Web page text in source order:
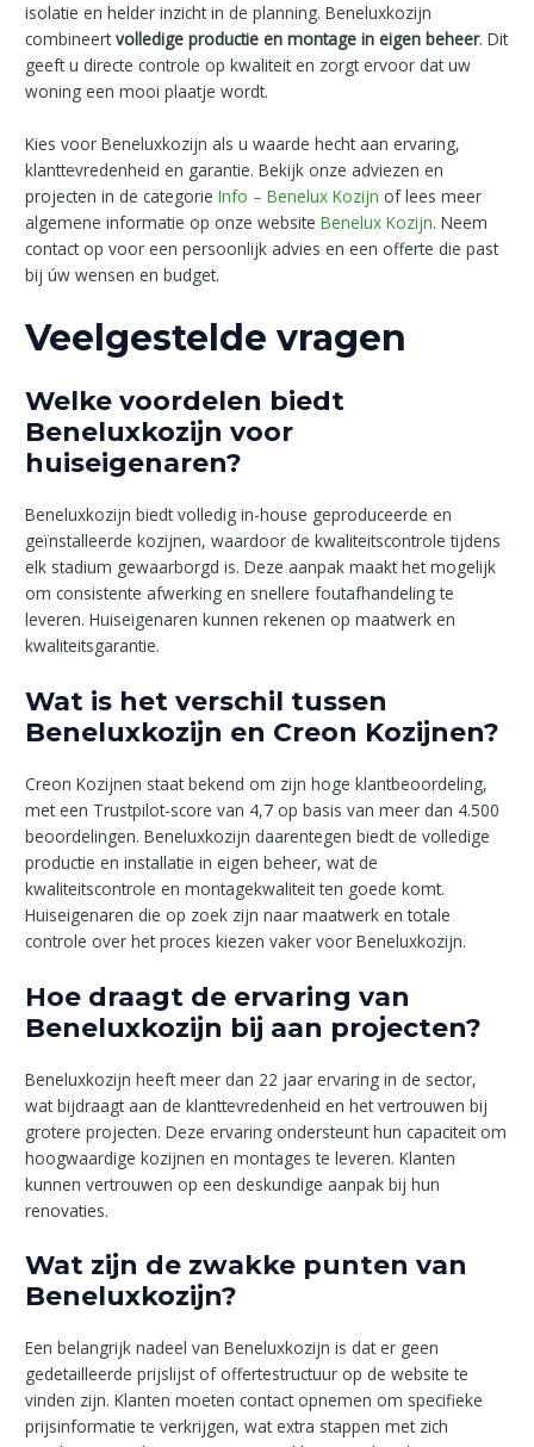
isolatie en helder inzicht in de planning. Beneluxkozijn
combineertvolledige productie en montage in eigen beheer. Dit
geeft u directe controle op kwaliteit en zorgt ervoor dat uw
woning een mooi plaatje wordt.
Kies voor Beneluxkozijn als u waarde hecht aan ervaring,
klanttevredenheid en garantie. Bekijk onze adviezen en
projecten in de categorieInfo – Benelux Kozijn of lees meer
algemene informatie op onze websiteBenelux Kozijn. Neem
contact op voor een persoonlijk advies en een offerte die past
bij úw wensen en budget.
Veelgestelde vragen
Welke voordelen biedt
Beneluxkozijn voor
huiseigenaren?
Beneluxkozijn biedt volledig in-house geproduceerde en
geïnstalleerde kozijnen, waardoor de kwaliteitscontrole tijdens
elk stadium gewaarborgd is. Deze aanpak maakt het mogelijk
om consistente afwerking en snellere foutafhandeling te
leveren. Huiseigenaren kunnen rekenen op maatwerk en
kwaliteitsgarantie.
Wat is het verschil tussen
Beneluxkozijn en Creon Kozijnen?
Creon Kozijnen staat bekend om zijn hoge klantbeoordeling,
met een Trustpilot-score van 4,7 op basis van meer dan 4.500
beoordelingen. Beneluxkozijn daarentegen biedt de volledige
productie en installatie in eigen beheer, wat de
kwaliteitscontrole en montagekwaliteit ten goede komt.
Huiseigenaren die op zoek zijn naar maatwerk en totale
controle over het proces kiezen vaker voor Beneluxkozijn.
Hoe draagt de ervaring van
Beneluxkozijn bij aan projecten?
Beneluxkozijn heeft meer dan 22 jaar ervaring in de sector,
wat bijdraagt aan de klanttevredenheid en het vertrouwen bij
grotere projecten. Deze ervaring ondersteunt hun capaciteit om
hoogwaardige kozijnen en montages te leveren. Klanten
kunnen vertrouwen op een deskundige aanpak bij hun
renovaties.
Wat zijn de zwakke punten van
Beneluxkozijn?
Een belangrijk nadeel van Beneluxkozijn is dat er geen
gedetailleerde prijslijst of offertestructuur op de website te
vinden zijn. Klanten moeten contact opnemen om specifieke
prijsinformatie te verkrijgen, wat extra stappen met zich